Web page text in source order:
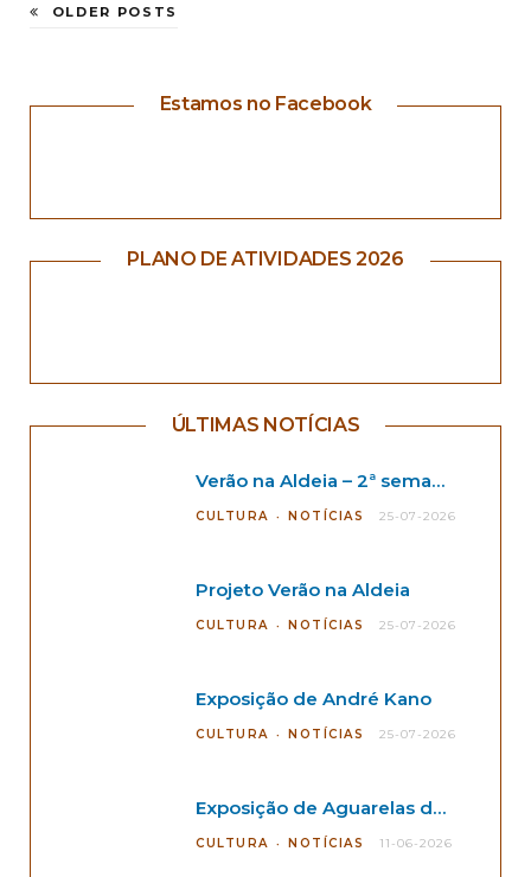
OLDER POSTS
Estamos no Facebook
PLANO DE ATIVIDADES 2026
ÚLTIMAS NOTÍCIAS
Verão na Aldeia – 2ª semana
CULTURA NOTÍCIAS 25-07-2026
Projeto Verão na Aldeia
CULTURA NOTÍCIAS 25-07-2026
Exposição de André Kano
CULTURA NOTÍCIAS 25-07-2026
Exposição de Aguarelas de André Kano
CULTURA NOTÍCIAS 11-06-2026